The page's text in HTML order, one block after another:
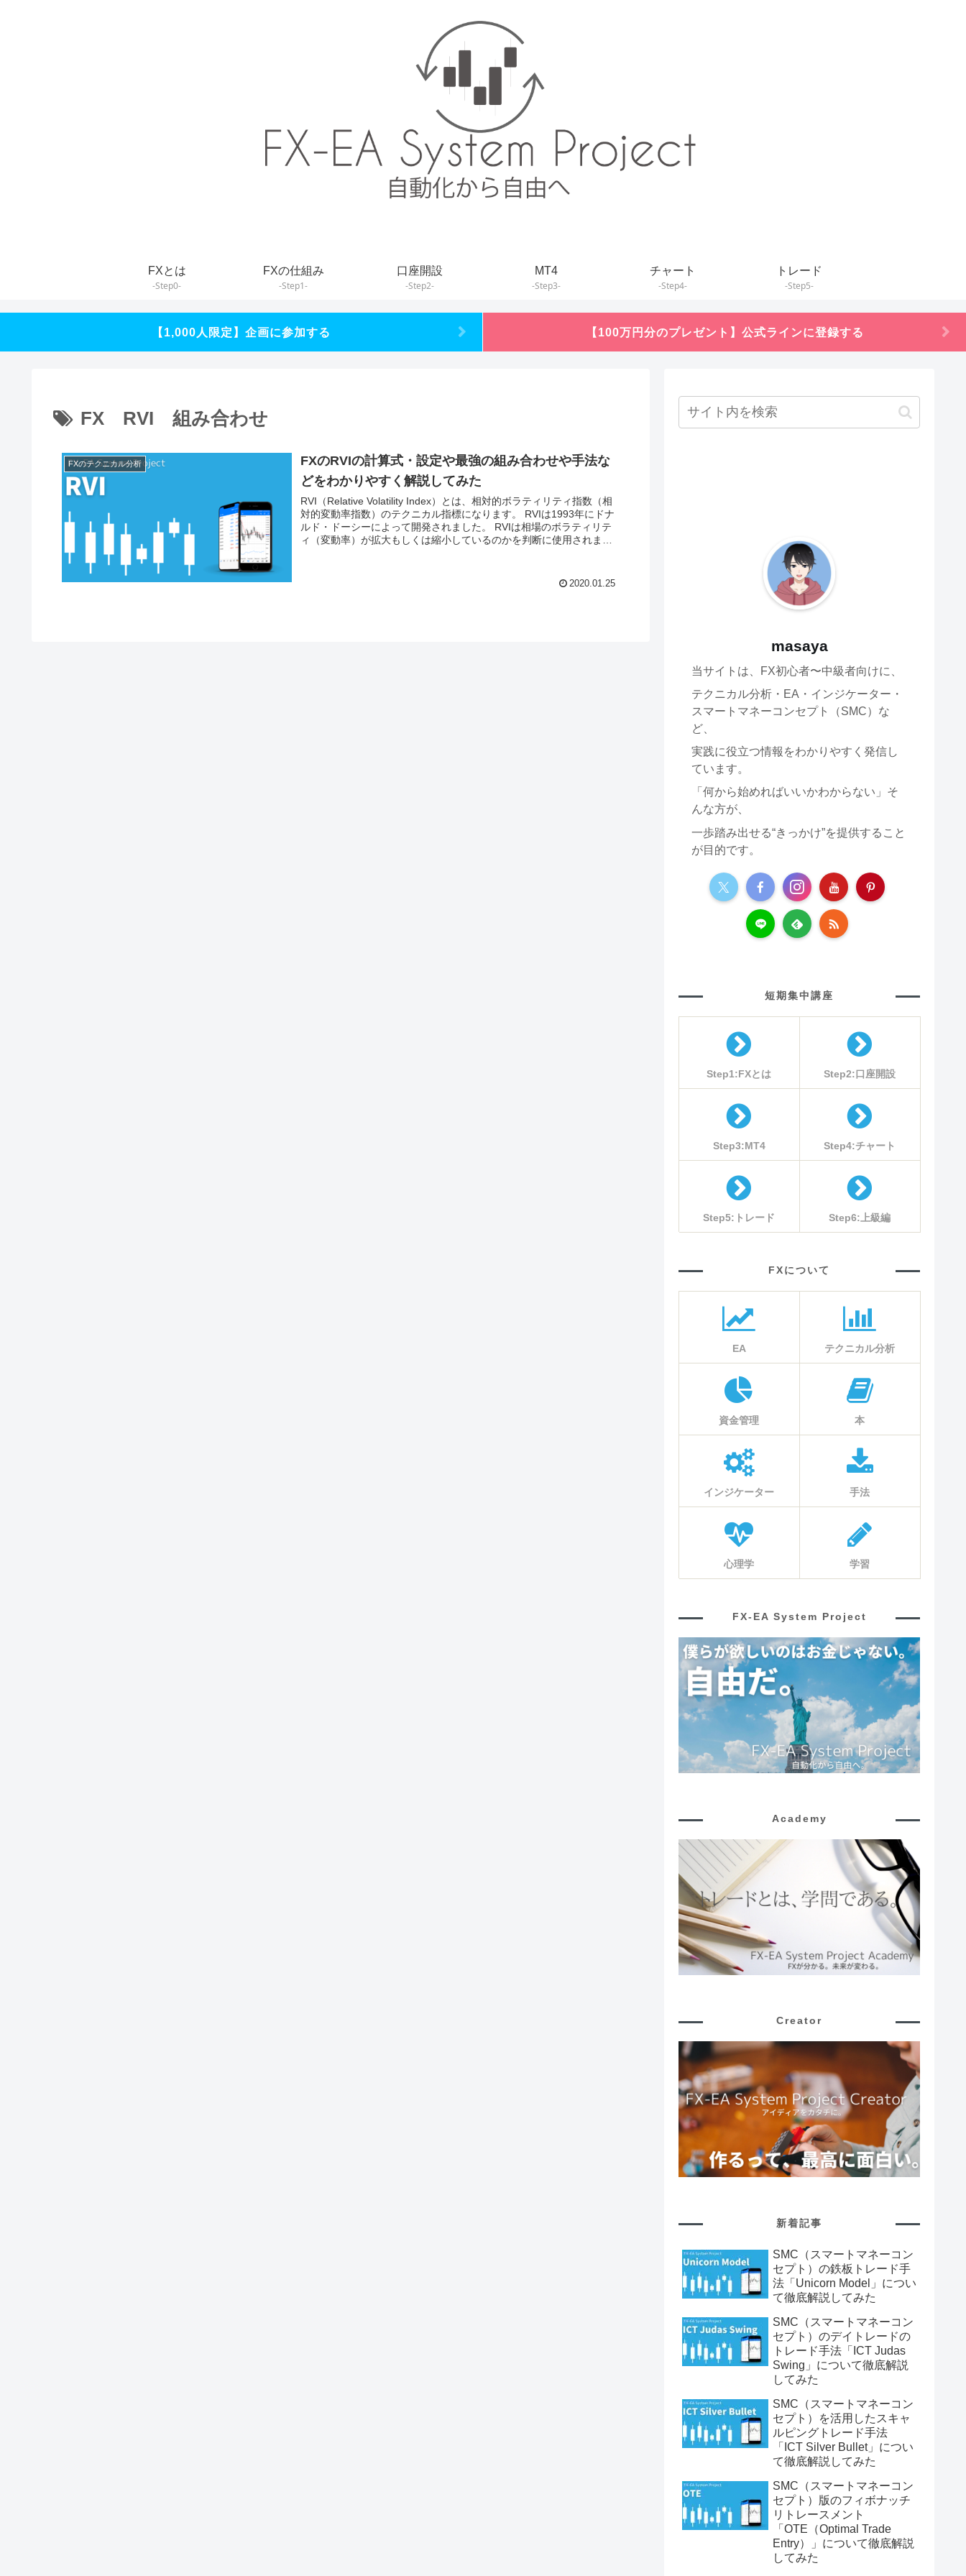
FXとは
-Step0-
FXの仕組み
-Step1-
口座開設
-Step2-
MT4
-Step3-
チャート
-Step4-
トレード
-Step5-
【1,000人限定】企画に参加する 【100万円分のプレゼント】公式ラインに登録する
FX RVI 組み合わせ
FXのテクニカル分析
FXのRVIの計算式・設定や最強の組み合わせや手法な
どをわかりやすく解説してみた
RVI（Relative Volatility Index）とは、相対的ボラティリティ指数（相
対的変動率指数）のテクニカル指標になります。 RVIは1993年にドナ
ルド・ドーシーによって開発されました。 RVIは相場のボラティリテ
ィ（変動率）が拡大もしくは縮小しているのかを判断に使用されま
2020.01.25
masaya
当サイトは、FX初心者〜中級者向けに、
テクニカル分析・EA・インジケーター・
スマートマネーコンセプト（SMC）な
ど、
実践に役立つ情報をわかりやすく発信し
ています。
「何から始めればいいかわからない」そ
んな方が、
一歩踏み出せる“きっかけ”を提供すること
が目的です。
短期集中講座
Step1:FXとは Step2:口座開設
Step3:MT4 Step4:チャート
Step5:トレード Step6:上級編
FXについて
EA テクニカル分析
資金管理 本
インジケーター 手法
心理学 学習
FX-EA System Project
Academy
Creator
新着記事
SMC（スマートマネーコン
セプト）の鉄板トレード手
法「Unicorn Model」につい
て徹底解説してみた
SMC（スマートマネーコン
セプト）のデイトレードの
トレード手法「ICT Judas
Swing」について徹底解説
してみた
SMC（スマートマネーコン
セプト）を活用したスキャ
ルピングトレード手法
「ICT Silver Bullet」につい
て徹底解説してみた
SMC（スマートマネーコン
セプト）版のフィボナッチ
リトレースメント
「OTE（Optimal Trade
Entry）」について徹底解説
してみた